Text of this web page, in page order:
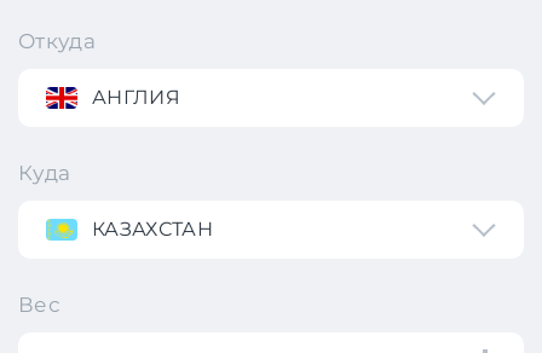
Откуда
АНГЛИЯ
Куда
КАЗАХСТАН
Вес